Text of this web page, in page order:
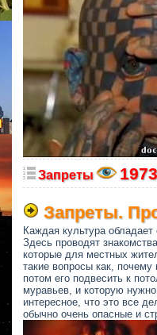
Запреты 1973
Запреты.
Каждая культура
Здесь проводят
которые для местных
такие вопросы как,
потом его подвесить к
муравьев, и которую
интересное, что это все
обычно очень опасные и